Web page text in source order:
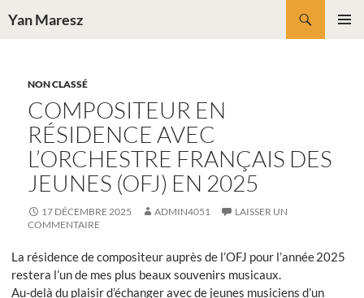
auYan Maresz
NON CLASSÉ
COMPOSITEUR EN
RÉSIDENCE AVEC
L’ORCHESTRE FRANÇAIS DES
JEUNES (OFJ) EN 2025
17 DÉCEMBRE 2025 ADMIN4051
LAISSER UN
COMMENTAIRE
La résidence de compositeur auprès de l’OFJ pour l’année 2025
restera l’un de mes plus beaux souvenirs musicaux.
Au-delà du plaisir d’échanger avec de jeunes musiciens d’un